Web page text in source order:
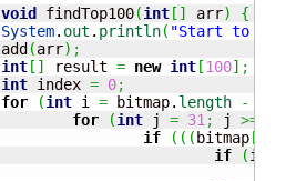
void findTop100(int [ ] arr)
{
System. out . println( "Start to
		add
(arr) ;
int [ ] result = new int [100] ;
int index = 0;
for
(int i = bitmap. length -
for
(int j = 31 ; j >=
if
( ( ( bitmap
if
(index